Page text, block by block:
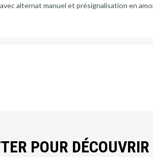
alternat manuel et présignalisation en
POUR